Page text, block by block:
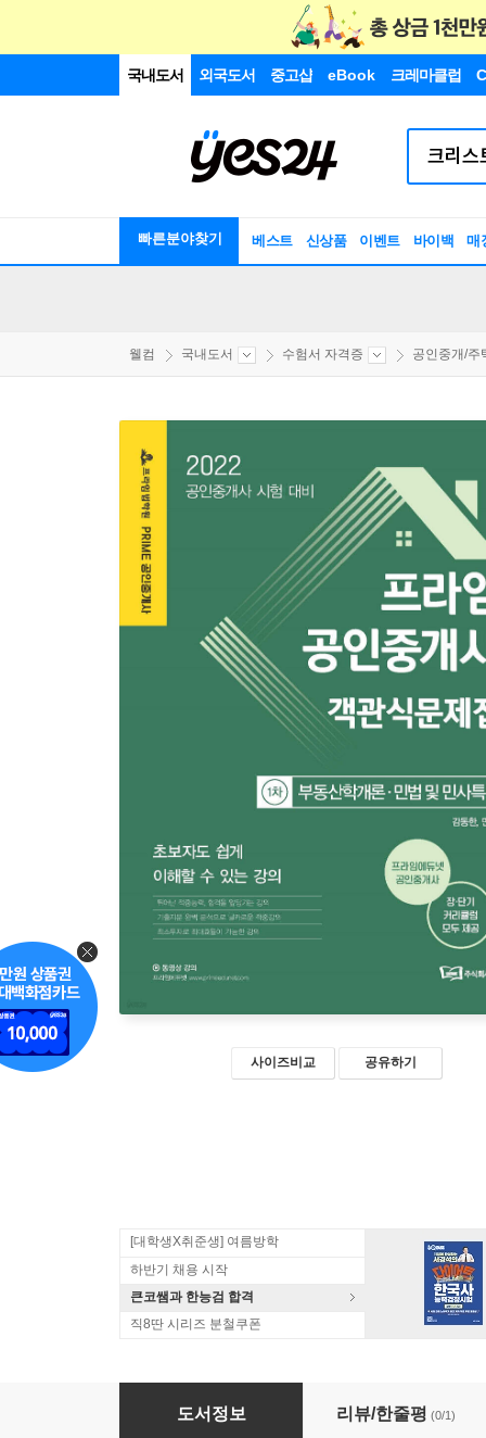
국내도서 외국도서 중고샵 eBook 크레마클럽
빠른분야찾기 베스트 신상품 이벤트 바이백 매
웰컴 국내도서 수험서 자격증 공인중개/주
사이즈비교 공유하기
[대학생X취준생] 여름방학
하반기 채용 시작
큰코쌤과 한능검 합격
직8딴 시리즈 분철쿠폰
2022 프라임공인중개사 객관식문제집 1차
도서정보 리뷰/한줄평 (0/1)